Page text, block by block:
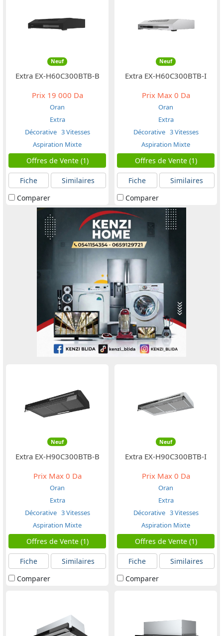
Neuf
Extra EX-H60C300BTB-B
Prix19 000 Da
Oran
Extra
Décorative 3 Vitesses
Aspiration Mixte
Offres de Vente (1)
Fiche
Similaires
Comparer
Neuf
Extra EX-H60C300BTB-I
Prix Max0 Da
Oran
Extra
Décorative 3 Vitesses
Aspiration Mixte
Offres de Vente (1)
Fiche
Similaires
Comparer
Neuf
Extra EX-H90C300BTB-B
Prix Max0 Da
Oran
Extra
Décorative 3 Vitesses
Aspiration Mixte
Offres de Vente (1)
Fiche
Similaires
Comparer
Neuf
Extra EX-H90C300BTB-I
Prix Max0 Da
Oran
Extra
Décorative 3 Vitesses
Aspiration Mixte
Offres de Vente (1)
Fiche
Similaires
Comparer